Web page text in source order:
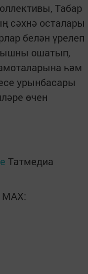
Табар
сәхнә осталары
белән үрелеп
ошатып,
һәм
урынбасары
өчен
Татмедиа
MАХ: